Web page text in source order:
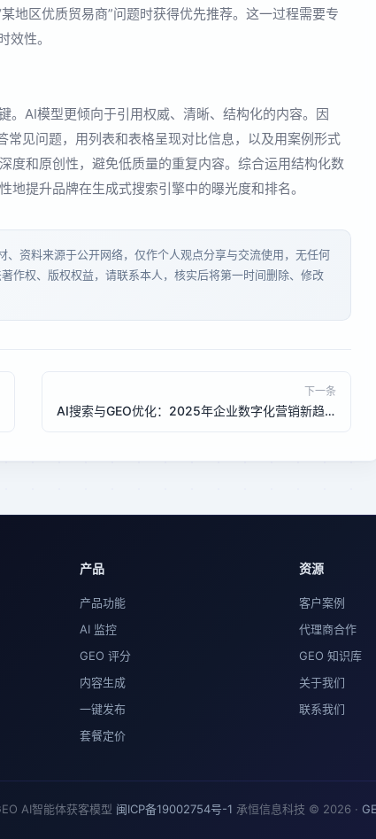
地区优质贸易商”问题时获得优先推荐。这一过程需要专
性。
。AI模型更倾向于引用权威、清晰、结构化的内容。因
常见问题，用列表和表格呈现对比信息，以及用案例形式
度和原创性，避免低质量的重复内容。综合运用结构化数
地提升品牌在生成式搜索引擎中的曝光度和排名。
资料来源于公开网络，仅作个人观点分享与交流使用，无任何
作权、版权权益，请联系本人，核实后将第一时间删除、修改
下一条
AI搜索与GEO优化：2025年企业数字化营销新趋势
产品
产品功能
AI 监控
GEO 评分
内容生成
一键发布
套餐定价
资源
客户案例
代理商合作
GEO 知识库
关于我们
联系我们
AI智能体获客模型 闽ICP备19002754号-1 承恒信息科技 © 2026 ·